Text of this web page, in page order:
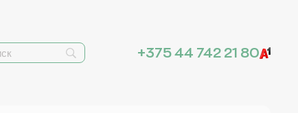
+375 44 742 21 80